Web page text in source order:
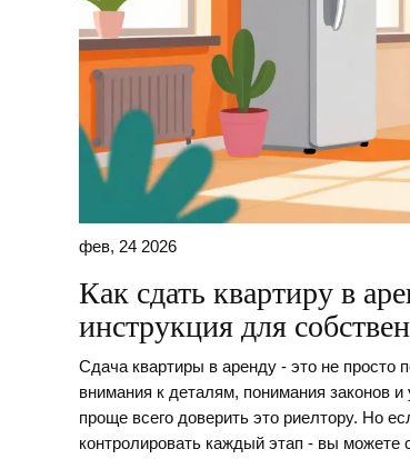
фев, 24 2026
Как сдать квартиру в
инструкция для
Сдача квартиры в аренду - это не просто
внимания к деталям, понимания законов
проще всего доверить это риелтору. Но
контролировать каждый этап - вы